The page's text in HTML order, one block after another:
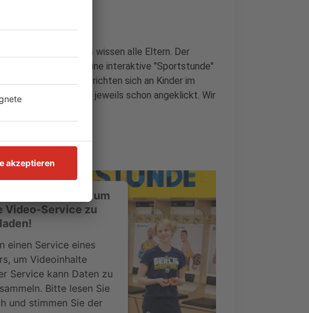
und Bewegung. Das wissen alle Eltern. Der
rund einer Woche eine interaktive "Sportstunde"
hochgeladen und richten sich an Kinder im
wurden die Videos jeweils schon angeklickt. Wir
Zustimmung, um
Video-Service zu
laden!
einen Service eines
um Videoinhalte
Service kann Daten zu
Bitte lesen Sie
und stimmen Sie der